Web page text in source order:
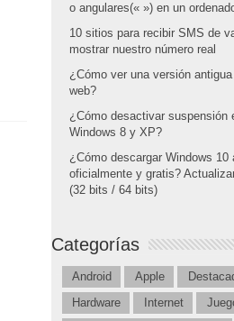
o angulares(« ») en un
10 sitios para recibir SMS de
mostrar nuestro número real
¿Cómo ver una versión
web?
¿Cómo desactivar suspensión
Windows 8 y XP?
¿Cómo descargar Windows 10
oficialmente y gratis?
(32 bits / 64 bits)
Categorías
Android Apple
Hardware
Internet